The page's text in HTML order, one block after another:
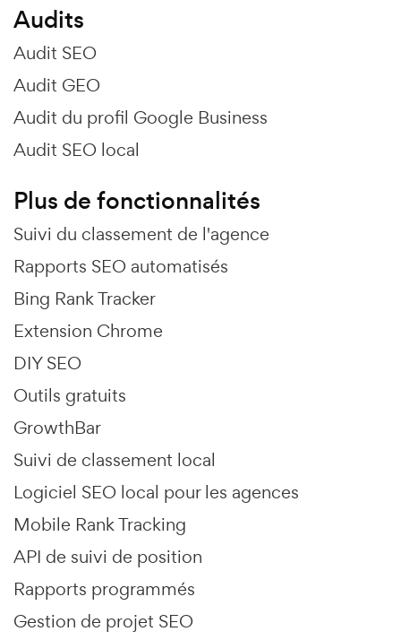
Audits
Audit SEO
Audit GEO
Audit du profil Google Business
Audit SEO local
Plus de fonctionnalités
Suivi du classement de l'agence
Rapports SEO automatisés
Bing Rank Tracker
Extension Chrome
DIY SEO
Outils gratuits
GrowthBar
Suivi de classement local
Logiciel SEO local pour les agences
Mobile Rank Tracking
API de suivi de position
Rapports programmés
Gestion de projet SEO